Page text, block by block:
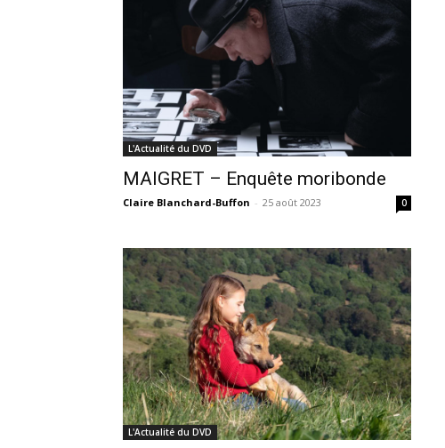
L'Actualité du DVD
MAIGRET – Enquête moribonde
Claire Blanchard-Buffon - 25 août 2023 0
L'Actualité du DVD